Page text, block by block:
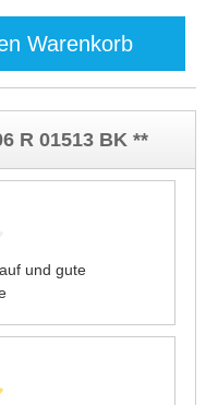
Warenkorb
R 01513 BK **
und gute